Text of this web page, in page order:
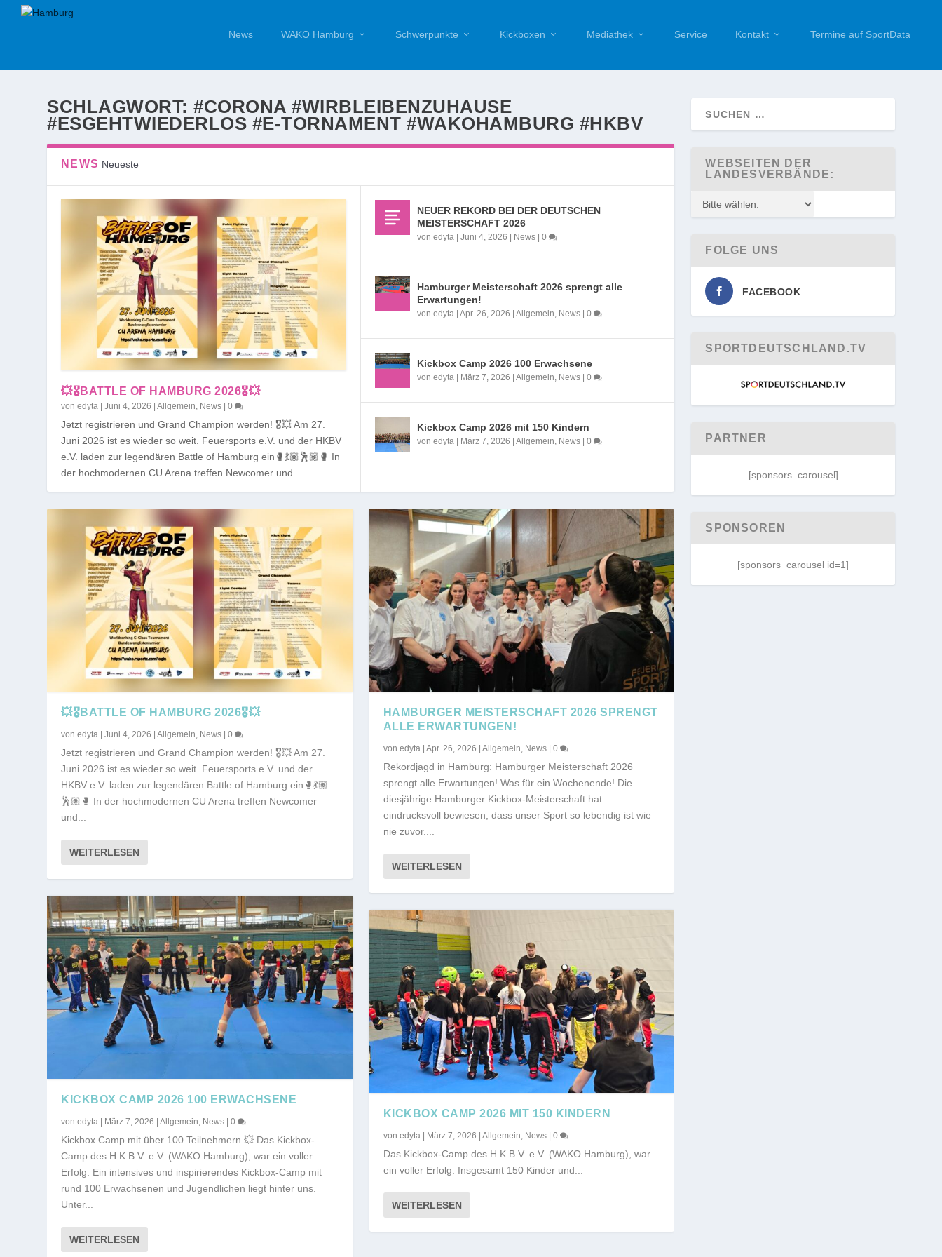
News WAKO Hamburg Schwerpunkte Kickboxen Mediathek Service Kontakt Termine auf SportData
SCHLAGWORT:#CORONA #WIRBLEIBENZUHAUSE
#ESGEHTWIEDERLOS #E-TORNAMENT #WAKOHAMBURG #HKBV
NEWS Neueste
💥🎖️BATTLE OF HAMBURG 2026🎖️💥
vonedyta |Juni 4, 2026 |Allgemein News |0
Jetzt registrieren und Grand Champion werden! 🎖️💥 Am 27.
Juni 2026 ist es wieder so weit. Feuersports e.V. und der HKBV
e.V. laden zur legendären Battle of Hamburg ein🥊💃🏽🕺🏽🥊 In
der hochmodernen CU Arena treffen Newcomer und...
NEUER REKORD BEI DER DEUTSCHEN
MEISTERSCHAFT 2026
von edyta| Juni 4, 2026 News| 0
Hamburger Meisterschaft 2026 sprengt alle
Erwartungen!
von edyta| Apr. 26, 2026 Allgemein, News| 0
Kickbox Camp 2026 100 Erwachsene
von edyta| März 7, 2026 Allgemein, News| 0
Kickbox Camp 2026 mit 150 Kindern
von edyta| März 7, 2026 Allgemein, News| 0
💥🎖️BATTLE OF HAMBURG 2026🎖️💥
vonedyta |Juni 4, 2026 |Allgemein, News |0
Jetzt registrieren und Grand Champion werden! 🎖️💥 Am 27.
Juni 2026 ist es wieder so weit. Feuersports e.V. und der
HKBV e.V. laden zur legendären Battle of Hamburg ein🥊💃🏽
🕺🏽🥊 In der hochmodernen CU Arena treffen Newcomer
und...
WEITERLESEN
KICKBOX CAMP 2026 100 ERWACHSENE
vonedyta März 7, 2026 |Allgemein, News |0
Kickbox Camp mit über 100 Teilnehmern 💥 Das Kickbox-
Camp des H.K.B.V. e.V. (WAKO Hamburg), war ein voller
Erfolg. Ein intensives und inspirierendes Kickbox-Camp mit
rund 100 Erwachsenen und Jugendlichen liegt hinter uns.
Unter...
WEITERLESEN
HAMBURGER MEISTERSCHAFT 2026 SPRENGT
ALLE ERWARTUNGEN!
von edyta| Apr. 26, 2026 Allgemein, News| 0
Rekordjagd in Hamburg: Hamburger Meisterschaft 2026
sprengt alle Erwartungen! Was für ein Wochenende! Die
diesjährige Hamburger Kickbox-Meisterschaft hat
eindrucksvoll bewiesen, dass unser Sport so lebendig ist wie
nie zuvor....
WEITERLESEN
KICKBOX CAMP 2026 MIT 150 KINDERN
von edyta| März 7, 2026 Allgemein, News| 0
Das Kickbox-Camp des H.K.B.V. e.V. (WAKO Hamburg), war
ein voller Erfolg. Insgesamt 150 Kinder und...
WEITERLESEN
WEBSEITEN DER
LANDESVERBÄNDE:
FOLGE UNS
FACEBOOK
SPORTDEUTSCHLAND.TV
PARTNER
[sponsors_carousel]
SPONSOREN
[sponsors_carousel id=1]